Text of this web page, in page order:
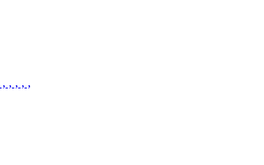
, , , , ,